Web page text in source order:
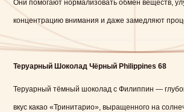
Они помогают нормализовать обмен веществ,
концентрацию внимания и даже замедляют
Теруарный Шоколад Чёрный Philippines 68
Теруарный тёмный шоколад с Филиппин —
вкус какао «Тринитарио», выращенного на